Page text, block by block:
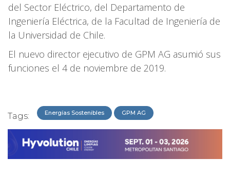
del Sector Eléctrico, del Departamento de
Ingeniería Eléctrica, de la Facultad de Ingeniería de
la Universidad de Chile.
El nuevo director ejecutivo de GPM AG asumió sus
funciones el 4 de noviembre de 2019.
Tags: Energías Sostenibles GPM AG